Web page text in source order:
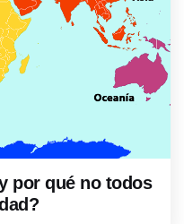
por qué no todos